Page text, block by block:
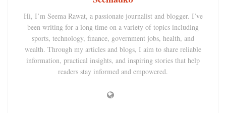
Hi, I’m Seema Rawat, a passionate journalist and blogger. I’ve
been writing for a long time on a variety of topics including
sports, technology, finance, government jobs, health, and
wealth. Through my articles and blogs, I aim to share reliable
information, practical insights, and inspiring stories that help
readers stay informed and empowered.